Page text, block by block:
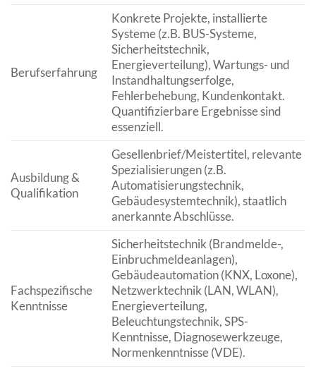
Berufserfahrung
Konkrete Projekte, installierte
Systeme (z.B. BUS-Systeme,
Sicherheitstechnik,
Energieverteilung), Wartungs- und
Instandhaltungserfolge,
Fehlerbehebung, Kundenkontakt.
Quantifizierbare Ergebnisse sind
essenziell.
Ausbildung &
Qualifikation
Gesellenbrief/Meistertitel, relevante
Spezialisierungen (z.B.
Automatisierungstechnik,
Gebäudesystemtechnik), staatlich
anerkannte Abschlüsse.
Fachspezifische
Kenntnisse
Sicherheitstechnik (Brandmelde-,
Einbruchmeldeanlagen),
Gebäudeautomation (KNX, Loxone),
Netzwerktechnik (LAN, WLAN),
Energieverteilung,
Beleuchtungstechnik, SPS-
Kenntnisse, Diagnosewerkzeuge,
Normenkenntnisse (VDE).